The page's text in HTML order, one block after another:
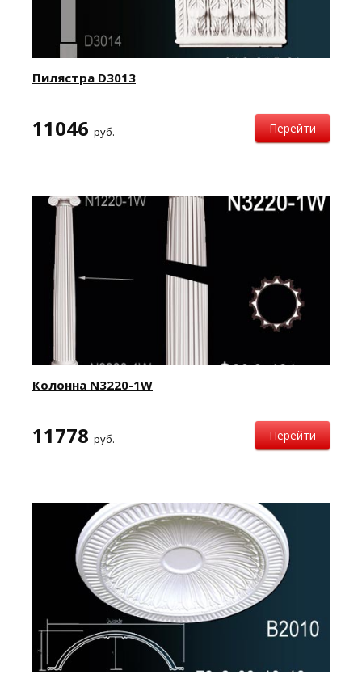
Пилястра D3013
11046 руб. Перейти
Колонна N3220-1W
11778 руб. Перейти